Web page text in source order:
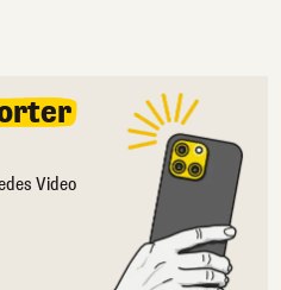
Video